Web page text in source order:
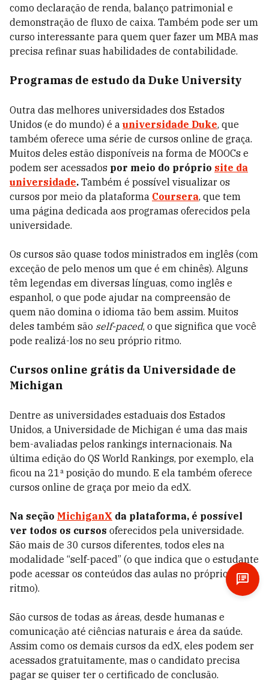
como declaração de renda, balanço patrimonial e
demonstração de fluxo de caixa. Também pode ser um
curso interessante para quem quer fazer um MBA mas
precisa refinar suas habilidades de contabilidade.
Programas de estudo da Duke University
Outra das melhores universidades dos Estados
Unidos (e do mundo) é a universidade Duke, que
também oferece uma série de cursos online de graça.
Muitos deles estão disponíveis na forma de MOOCs e
podem ser acessados por meio do próprio site da
universidade. Também é possível visualizar os
cursos por meio da plataforma Coursera, que tem
uma página dedicada aos programas oferecidos pela
universidade.
Os cursos são quase todos ministrados em inglês (com
exceção de pelo menos um que é em chinês). Alguns
têm legendas em diversas línguas, como inglês e
espanhol, o que pode ajudar na compreensão de
quem não domina o idioma tão bem assim. Muitos
deles também são self-paced, o que significa que você
pode realizá-los no seu próprio ritmo.
Cursos online grátis da Universidade de
Michigan
Dentre as universidades estaduais dos Estados
Unidos, a Universidade de Michigan é uma das mais
bem-avaliadas pelos rankings internacionais. Na
última edição do QS World Rankings, por exemplo, ela
ficou na 21ª posição do mundo. E ela também oferece
cursos online de graça por meio da edX.
Na seção MichiganX da plataforma, é possível
ver todos os cursos oferecidos pela universidade.
São mais de 30 cursos diferentes, todos eles na
modalidade “self-paced” (o que indica que o estudante
pode acessar os conteúdos das aulas no próprio
ritmo).
São cursos de todas as áreas, desde humanas e
comunicação até ciências naturais e área da saúde.
Assim como os demais cursos da edX, eles podem ser
acessados gratuitamente, mas o candidato precisa
pagar se quiser ter o certificado de conclusão.